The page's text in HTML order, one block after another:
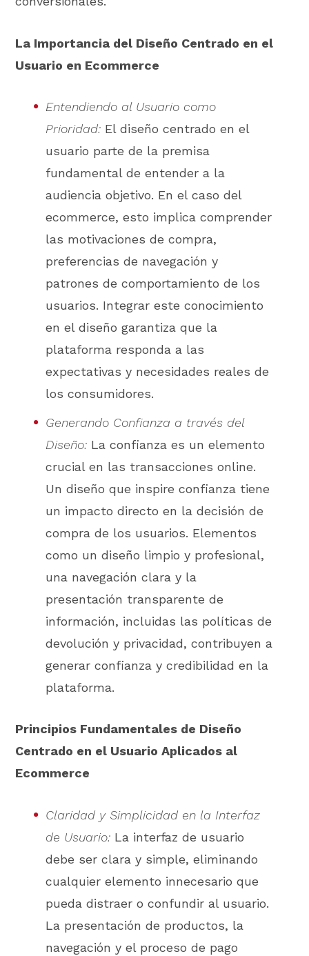
La Importancia del Diseño Centrado en el
Usuario en Ecommerce
Entendiendo al Usuario como
Prioridad: El diseño centrado en el
usuario parte de la premisa
fundamental de entender a la
audiencia objetivo. En el caso del
ecommerce, esto implica comprender
las motivaciones de compra,
preferencias de navegación y
patrones de comportamiento de los
usuarios. Integrar este conocimiento
en el diseño garantiza que la
plataforma responda a las
expectativas y necesidades reales de
los consumidores.
Generando Confianza a través del
Diseño: La confianza es un elemento
crucial en las transacciones online.
Un diseño que inspire confianza tiene
un impacto directo en la decisión de
compra de los usuarios. Elementos
como un diseño limpio y profesional,
una navegación clara y la
presentación transparente de
información, incluidas las políticas de
devolución y privacidad, contribuyen a
generar confianza y credibilidad en la
plataforma.
Principios Fundamentales de Diseño
Centrado en el Usuario Aplicados al
Ecommerce
Claridad y Simplicidad en la Interfaz
de Usuario: La interfaz de usuario
debe ser clara y simple, eliminando
cualquier elemento innecesario que
pueda distraer o confundir al usuario.
La presentación de productos, la
navegación y el proceso de pago